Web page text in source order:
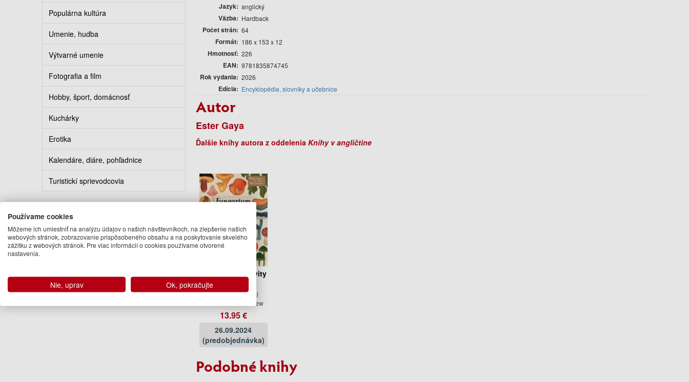
Populárna kultúra
Umenie, hudba
Výtvarné umenie
Fotografia a film
Hobby, šport, domácnosť
Kuchárky
Erotika
Kalendáre, diáre, pohľadnice
Turistickí sprievodcovia
Jazyk anglický
Väzba Hardback
Počet strán 64
Formát 186 x 153 x 12
Hmotnosť 226
EAN 9781835874745
Rok vydania 2026
Edícia Encyklopédie, slovníky a učebnice
Autor
Ester Gaya
Ďalšie knihy autora z oddelenia Knihy v angličtine
Fungarium Activity
Ester Gaya, Royal
Botanic Gardens Kew
13.95 €
26.09.2024
(predobjednávka)
Podobné knihy
Používame cookies
Môžeme ich umiestniť na analýzu údajov o našich návštevníkoch, na zlepšenie našich
webových stránok, zobrazovanie prispôsobeného obsahu a na poskytovanie skvelého
zážitku z webových stránok. Pre viac informácií o cookies používame otvorené
nastavenia.
Nie, uprav Ok, pokračujte